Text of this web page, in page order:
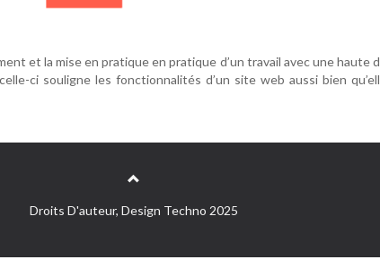
et la mise en pratique en pratique d’un travail avec une
ci souligne les fonctionnalités d’un site web aussi bien
Droits D'auteur, Design Techno 2025